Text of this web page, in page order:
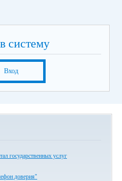
систему
Вход
государственных услуг
доверия"